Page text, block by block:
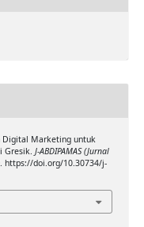
Digital Marketing untuk
Gresik. J-ABDIPAMAS (Jurnal
https://doi.org/10.30734/j-